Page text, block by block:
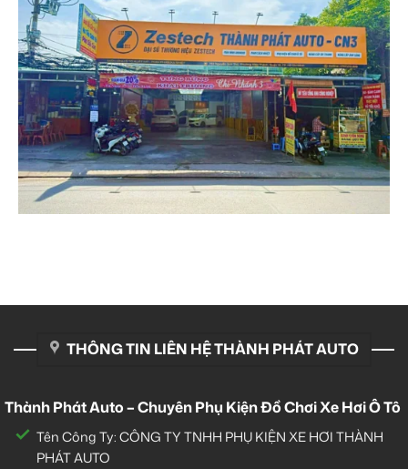
THÔNG TIN LIÊN HỆ THÀNH PHÁT AUTO
Thành Phát Auto – Chuyên Phụ Kiện Đồ Chơi Xe Hơi Ô Tô
Tên Công Ty: CÔNG TY TNHH PHỤ KIỆN XE HƠI THÀNH
PHÁT AUTO